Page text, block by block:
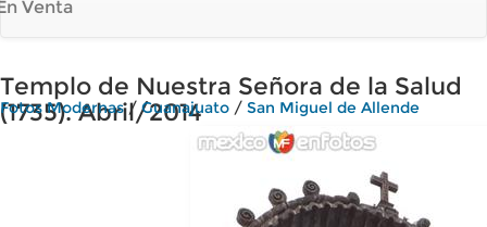
Venta
Templo de Nuestra Señora de la Salud
(1735). Abril/2014
Fotos Modernas/Guanajuato / San Miguel de Allende